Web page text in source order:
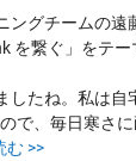
ングチームの遠
を繋ぐ」をテ
したね。私は自
で、毎日寒さに
む >>